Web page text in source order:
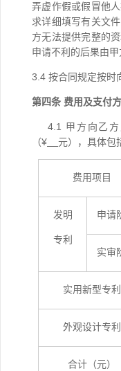
弄虚作假或假冒他
求详细填写有关文
方无法提供完整的
申请不利的后果由甲
3.4 按合同规定按时
第四条 费用及支付
4.1 甲方向乙
（¥
元） ，具体包
费用项目
发明
专利
申请
实审
实用新型专利
外观设计专利
合计（元）